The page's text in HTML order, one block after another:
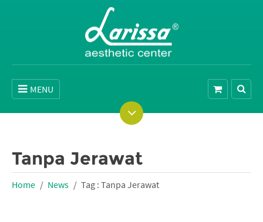
MENU
Tanpa Jerawat
Home News Tag : Tanpa Jerawat